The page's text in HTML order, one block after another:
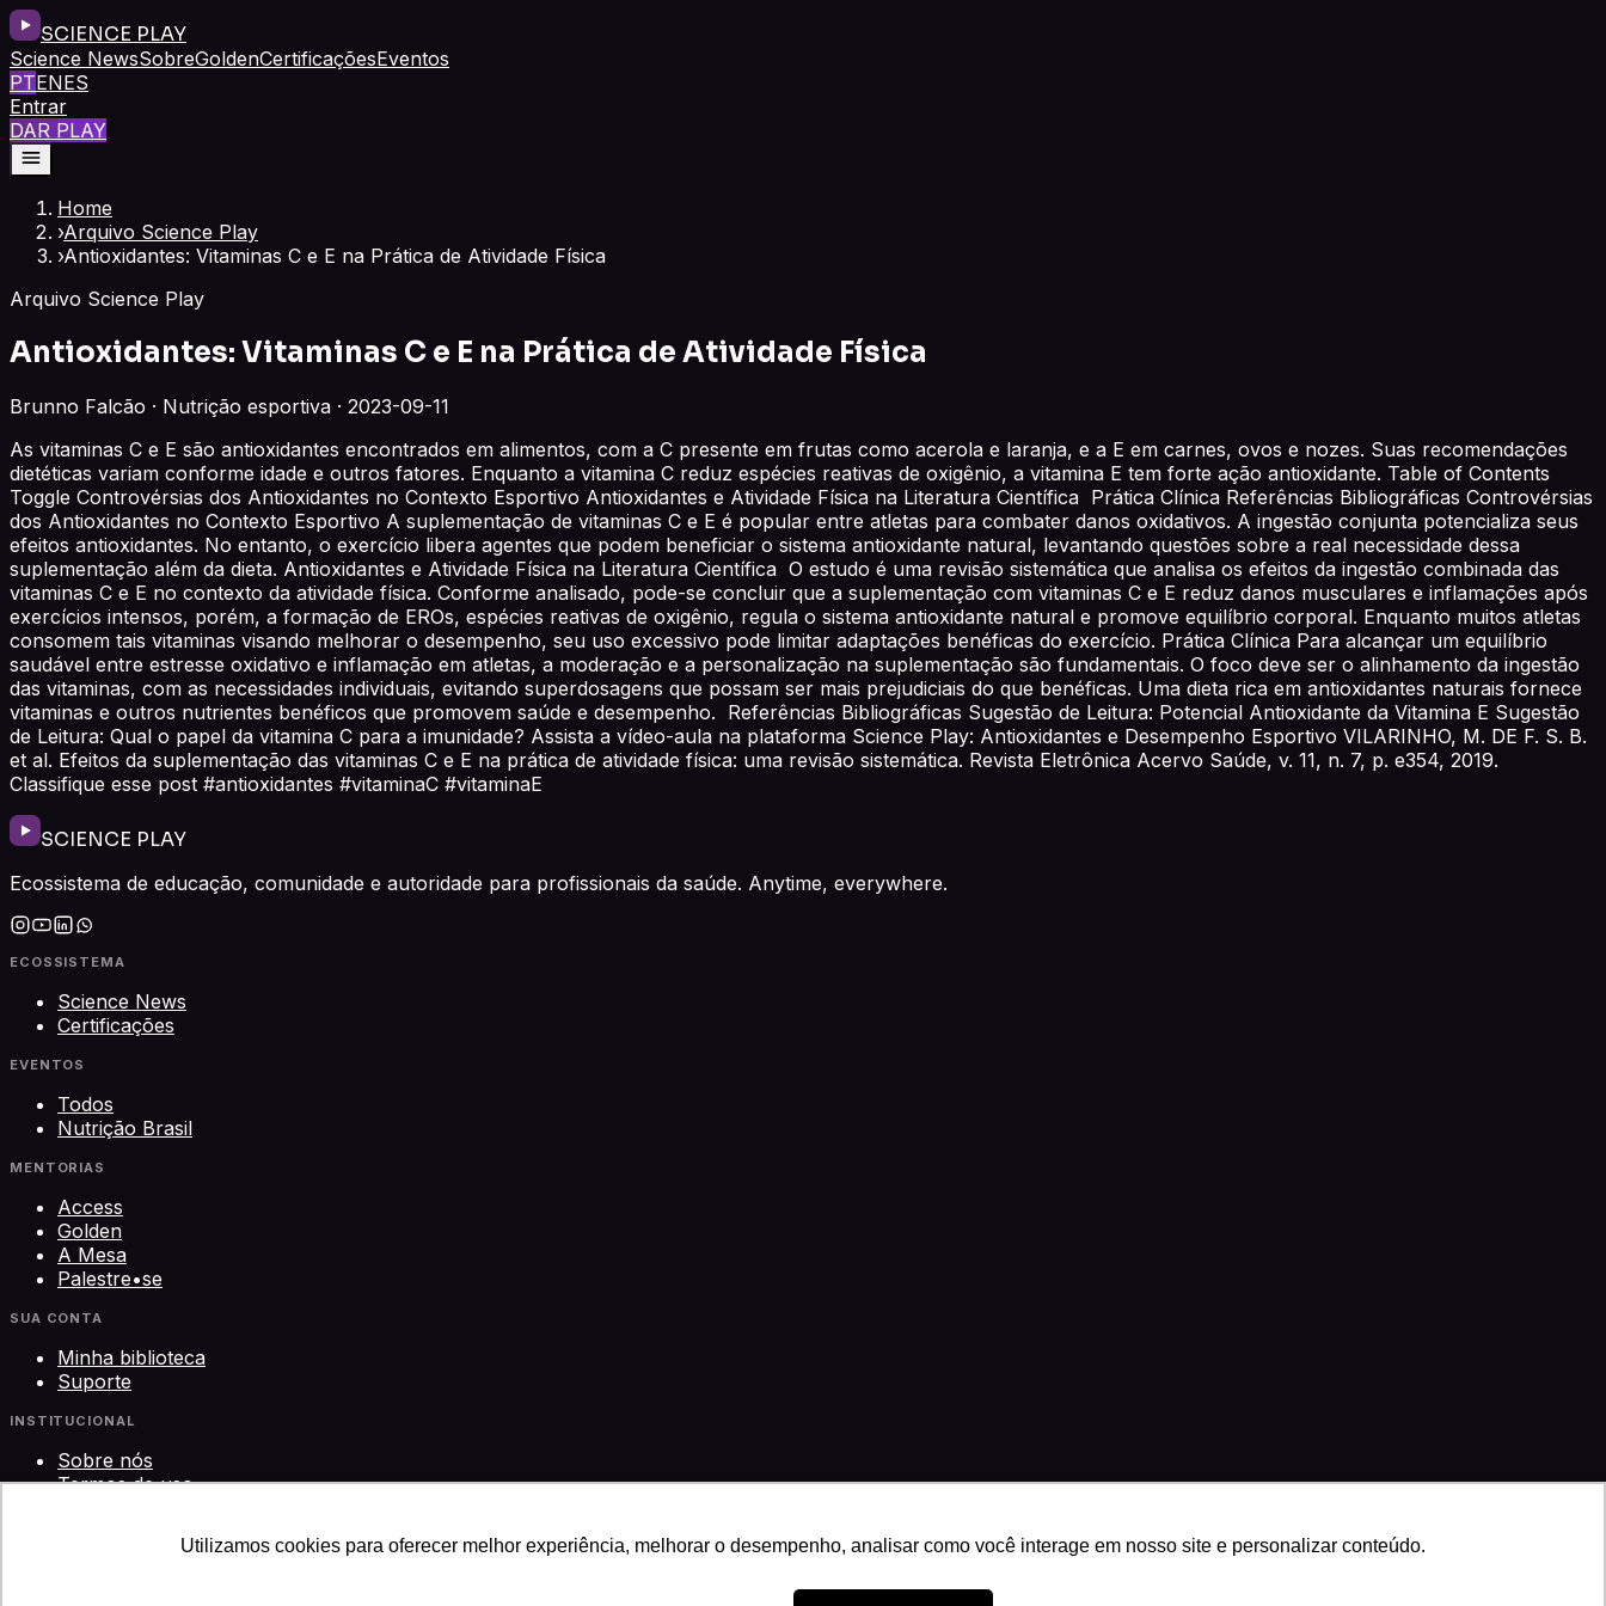
Utilizamos cookies para oferecer melhor experiência, melhorar o desempenho, analisar como você interage em nosso site e personalizar conteúdo.
SCIENCE PLAY
Science NewsSobreGoldenCertificaçõesEventos
PTENES
Entrar
DAR PLAY
Home
›Arquivo Science Play
›Antioxidantes: Vitaminas C e E na Prática de Atividade Física
Arquivo Science Play
Antioxidantes: Vitaminas C e E na Prática de Atividade Física
Brunno Falcão · Nutrição esportiva · 2023-09-11
As vitaminas C e E são antioxidantes encontrados em alimentos, com a C presente em frutas como acerola e laranja, e a E em carnes, ovos e nozes. Suas recomendações
dietéticas variam conforme idade e outros fatores. Enquanto a vitamina C reduz espécies reativas de oxigênio, a vitamina E tem forte ação antioxidante. Table of Contents
Toggle Controvérsias dos Antioxidantes no Contexto Esportivo Antioxidantes e Atividade Física na Literatura Científica Prática Clínica Referências Bibliográficas Controvérsias
dos Antioxidantes no Contexto Esportivo A suplementação de vitaminas C e E é popular entre atletas para combater danos oxidativos. A ingestão conjunta potencializa seus
efeitos antioxidantes. No entanto, o exercício libera agentes que podem beneficiar o sistema antioxidante natural, levantando questões sobre a real necessidade dessa
suplementação além da dieta. Antioxidantes e Atividade Física na Literatura Científica O estudo é uma revisão sistemática que analisa os efeitos da ingestão combinada das
vitaminas C e E no contexto da atividade física. Conforme analisado, pode-se concluir que a suplementação com vitaminas C e E reduz danos musculares e inflamações após
exercícios intensos, porém, a formação de EROs, espécies reativas de oxigênio, regula o sistema antioxidante natural e promove equilíbrio corporal. Enquanto muitos atletas
consomem tais vitaminas visando melhorar o desempenho, seu uso excessivo pode limitar adaptações benéficas do exercício. Prática Clínica Para alcançar um equilíbrio
saudável entre estresse oxidativo e inflamação em atletas, a moderação e a personalização na suplementação são fundamentais. O foco deve ser o alinhamento da ingestão
das vitaminas, com as necessidades individuais, evitando superdosagens que possam ser mais prejudiciais do que benéficas. Uma dieta rica em antioxidantes naturais fornece
vitaminas e outros nutrientes benéficos que promovem saúde e desempenho. Referências Bibliográficas Sugestão de Leitura: Potencial Antioxidante da Vitamina E Sugestão
de Leitura: Qual o papel da vitamina C para a imunidade? Assista a vídeo-aula na plataforma Science Play: Antioxidantes e Desempenho Esportivo VILARINHO, M. DE F. S. B.
et al. Efeitos da suplementação das vitaminas C e E na prática de atividade física: uma revisão sistemática. Revista Eletrônica Acervo Saúde, v. 11, n. 7, p. e354, 2019.
Classifique esse post #antioxidantes #vitaminaC #vitaminaE
SCIENCE PLAY
Ecossistema de educação, comunidade e autoridade para profissionais da saúde. Anytime, everywhere.
ECOSSISTEMA
Science News
Certificações
EVENTOS
Todos
Nutrição Brasil
MENTORIAS
Access
Golden
A Mesa
Palestre•se
SUA CONTA
Minha biblioteca
Suporte
INSTITUCIONAL
Sobre nós
Termos de uso